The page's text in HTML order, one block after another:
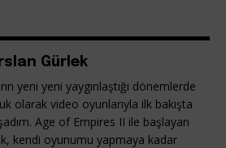
Gürlek
yeni yeni yaygınlaştığı dönemlerde
olarak video oyunlarıyla ilk bakışta
Age of Empires II ile başlayan
kendi oyunumu yapmaya kadar